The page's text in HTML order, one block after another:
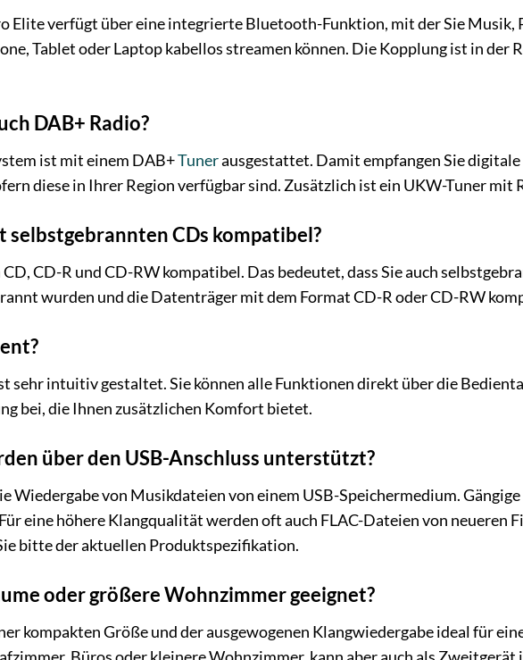
Elite verfügt über eine integrierte Bluetooth-Funktion, mit der Sie Musik,
Tablet oder Laptop kabellos streamen können. Die Kopplung ist in der
DAB+ Radio?
ist mit einem DAB+Tunerausgestattet. Damit empfangen Sie
diese in Ihrer Region verfügbar sind. Zusätzlich ist ein UKW-Tuner
selbstgebrannten CDs kompatibel?
CD-R und CD-RW kompatibel. Das bedeutet, dass Sie auch
wurden und die Datenträger mit dem Format CD-R oder CD-RW
sehr intuitiv gestaltet. Sie können alle Funktionen direkt über die
bei, die Ihnen zusätzlichen Komfort bietet.
über den USB-Anschluss unterstützt?
Wiedergabe von Musikdateien von einem USB-Speichermedium.
eine höhere Klangqualität werden oft auch FLAC-Dateien von neueren
bitte der aktuellen Produktspezifikation.
oder größere Wohnzimmer geeignet?
kompakten Größe und der ausgewogenen Klangwiedergabe ideal für